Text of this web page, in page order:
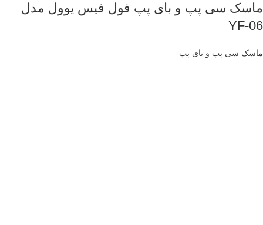
ماسک سی پپ و بای پپ فول فیس یوول مدل
YF-06
ماسک سی پپ و بای پپ